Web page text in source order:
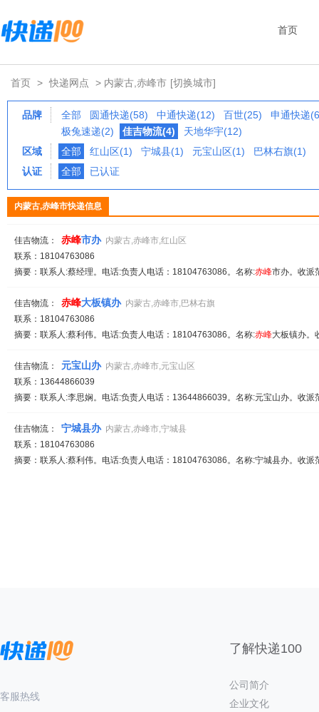
首页
首页 > 快递网点 > 内蒙古,赤峰市 [切换城市]
品牌 全部 圆通快递(58) 中通快递(12) 百世(25)
申通快递
极兔速递(2)
佳吉物流(4)
天地华宇(12)
区域
全部 红山区(1) 宁城县(1) 元宝山区(1)
巴林右旗(1)
认证
全部 已认证
内蒙古,赤峰市快递信息
佳吉物流： 赤峰市办 内蒙古,赤峰市,红山区
联系：18104763086
摘要：联系人:蔡经理。电话:负责人电话：18104763086。名称:赤峰市办。收派
佳吉物流： 赤峰大板镇办 内蒙古,赤峰市,巴林右旗
联系：18104763086
摘要：联系人:蔡利伟。电话:负责人电话：18104763086。名称:赤峰大板镇办。
佳吉物流： 元宝山办 内蒙古,赤峰市,元宝山区
联系：13644866039
摘要：联系人:李思娴。电话:负责人电话：13644866039。名称:元宝山办。收
佳吉物流： 宁城县办 内蒙古,赤峰市,宁城县
联系：18104763086
摘要：联系人:蔡利伟。电话:负责人电话：18104763086。名称:宁城县办。收
客服热线
了解快递100
公司简介
企业文化